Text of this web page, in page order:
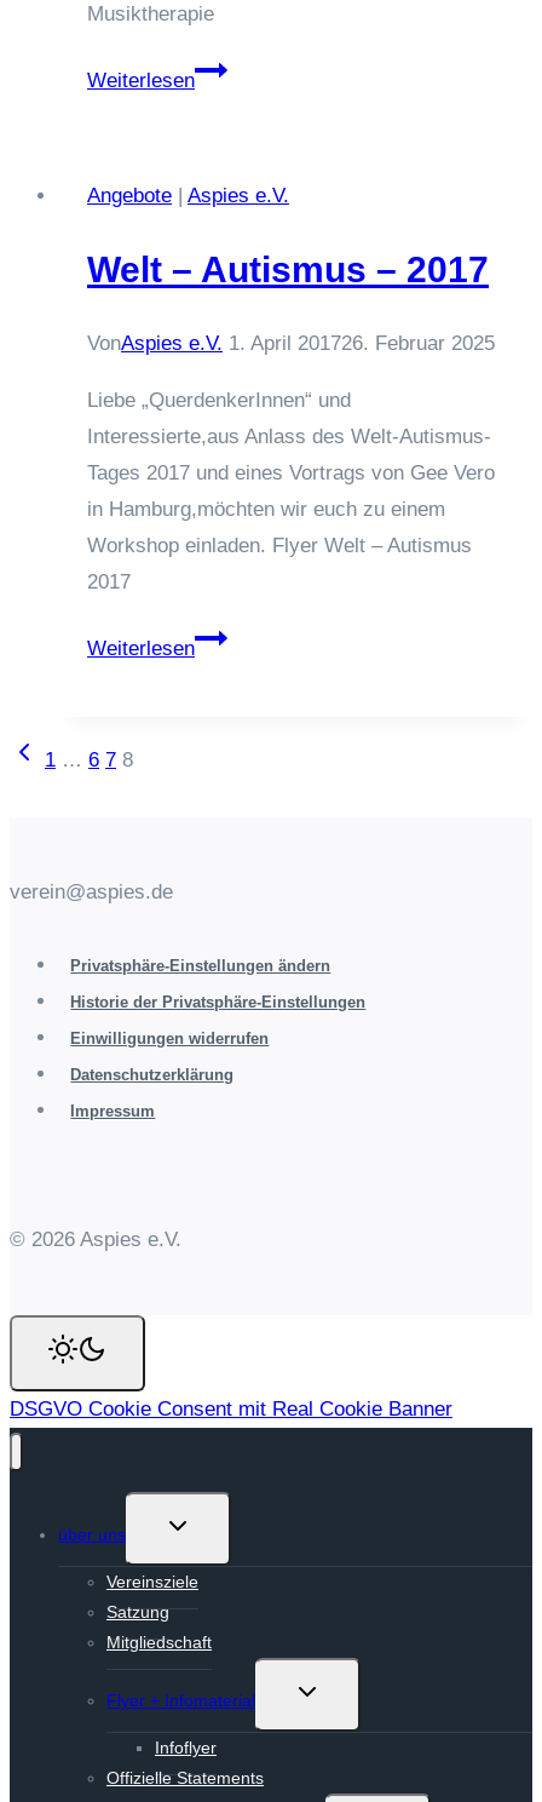
Musiktherapie
WeiterlesenMusiktherapie
Angebote Aspies e.V.
Welt – Autismus – 2017
VonAspies e.V. 1. April 201726. Februar 2025
Liebe „QuerdenkerInnen“ und
Interessierte,aus Anlass des Welt-Autismus-
Tages 2017 und eines Vortrags von Gee Vero
in Hamburg,möchten wir euch zu einem
Workshop einladen. Flyer Welt – Autismus
2017
WeiterlesenWelt
Seitennavigation
Vorherige
1 … 6 7 8
verein@aspies.de
Privatsphäre-Einstellungen ändern
Historie der Privatsphäre-Einstellungen
Einwilligungen widerrufen
Datenschutzerklärung
Impressum
© 2026 Aspies e.V.
DSGVO Cookie Consent mit Real Cookie Banner
über uns
Untermenü
Vereinsziele
Satzung
Mitgliedschaft
Flyer + Infomaterial
Untermenü
Infoflyer
Offizielle Statements